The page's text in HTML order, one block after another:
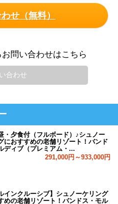
せ（無料）
問い合わせはこちら
合わせ
・夕食付（フルボード）♪シュノー
におすすめの老舗リゾート！バンド
ディブ（プレミアム・...
291,000円～933,000円
インクルーシブ】シュノーケリング
めの老舗リゾート！バンドス・モル